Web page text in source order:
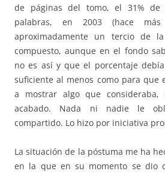
de páginas del tomo, el 31%
palabras, en 2003 (hace
aproximadamente un tercio de
compuesto, aunque en el fondo
no es así y que el porcentaje
suficiente al menos como para que
a mostrar algo que
acabado. Nada ni nadie le
compartido. Lo hizo por iniciativa
La situación de la póstuma me ha
en la que en su momento se dio